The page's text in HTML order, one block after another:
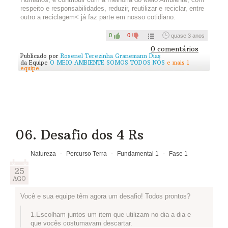
A ideia pode inspirar muitas pessoas! Você pode seguir em
frente, mas para finalizar o Percurso Terra precisará ter feito o
post! Não esqueça =)
respeito e responsabilidades, reduzir, reutilizar e reciclar, entre
outro a reciclagem< já faz parte em nosso cotidiano.
0 0 quase 3 anos
0 comentários
Publicado por Rosenel Terezinha Granemann Dias
da Equipe O MEIO AMBIENTE SOMOS TODOS NÓS e mais 1
equipe
06. Desafio dos 4 Rs
Natureza - Percurso Terra - Fundamental 1 - Fase 1
25
AGO
Você e sua equipe têm agora um desafio! Todos prontos?
1.Escolham juntos um item que utilizam no dia a dia e
que vocês costumavam descartar.